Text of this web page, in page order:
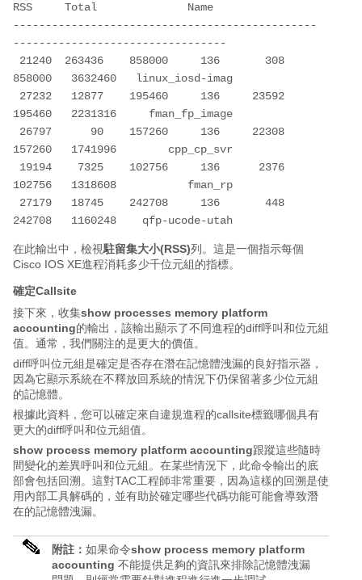
RSS     Total              Name
-----------------------------------------------
---------------------------------
858000   3632460   linux_iosd-imag
195460   2231316     fman_fp_image
157260   1741996        cpp_cp_svr
102756   1318608           fman_rp
在此輸出中，檢視駐留集大小(RSS)列。這是一個指示每個
Cisco IOS XE進程消耗多少千位元組的指標。
確定Callsite
接下來，收集show processes memory platform
accounting的輸出，該輸出顯示了不同進程的diff呼叫和位元組
值。 通常，我們關注的是更大的價值。
diff呼叫位元組是確定是否存在潛在記憶體洩漏的良好指示器，
因為它顯示系統在不釋放回系統的情況下仍保留著多少位元組
的記憶體。
根據此資料，您可以確定來自違規進程的callsite標籤哪個具有
更大的diff呼叫和位元組值。
show process memory platform accounting跟蹤這些隨時
間變化的差異呼叫和位元組。在某些情況下，此命令輸出的底
部會包括回溯。這對TAC工程師非常重要，因為這樣的回溯是使
用內部工具解碼的，並有助於確定哪些代碼功能可能會導致潛
在的記憶體洩漏。
附註： 如果命令show process memory platform
accounting 不能提供足夠的資訊來排除記憶體洩漏